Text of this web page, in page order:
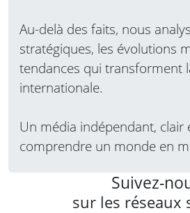
Au-delà des faits, nous
stratégiques, les évolutions
tendances qui transforment
internationale.
Un média indépendant, clair
comprendre un monde en
Suivez-
sur les réseaux